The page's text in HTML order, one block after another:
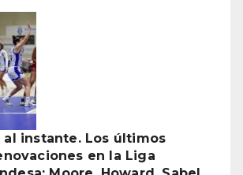
al instante. Los últimos
en la Liga